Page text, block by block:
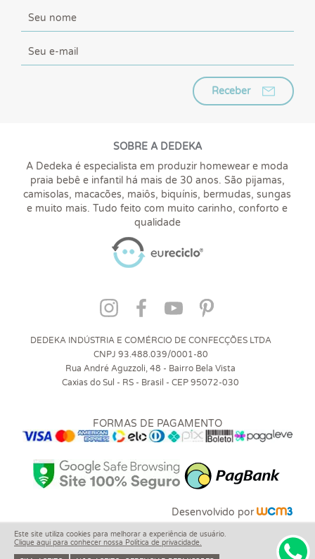
Receber
SOBRE A DEDEKA
A Dedeka é especialista em produzir homewear e moda
praia bebê e infantil há mais de 30 anos. São pijamas,
camisolas, macacões, maiôs, biquínis, bermudas, sungas
e muito mais. Tudo feito com muito carinho, conforto e
qualidade
DEDEKA INDÚSTRIA E COMÉRCIO DE CONFECÇÕES LTDA
CNPJ 93.488.039/0001-80
Rua André Aguzzoli, 48 - Bairro Bela Vista
Caxias do Sul - RS - Brasil - CEP 95072-030
FORMAS DE PAGAMENTO
Desenvolvido por
Este site utiliza cookies para melhorar a experiência de usuário.
Clique aqui para conhecer nossa Política de privacidade.